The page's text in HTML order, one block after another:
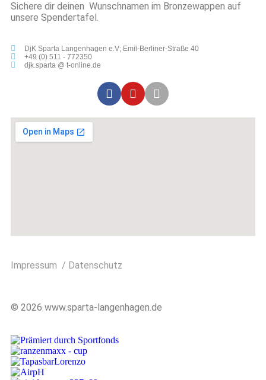
Sichere dir deinen Wunschnamen im Bronzewappen auf
unsere Spendertafel.
DjK Sparta Langenhagen e.V; Emil-Berliner-Straße 40
+49 (0) 511 - 772350
djk.sparta @ t-online.de
Impressum / Datenschutz
© 2026 www.sparta-langenhagen.de